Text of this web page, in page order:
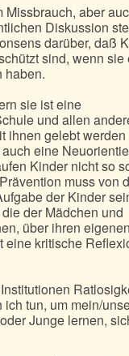
aber
Diskussion
darüber, daß
sind, wenn sie
haben.
sie ist eine
und allen
ihnen gelebt werden
eine
Kinder nicht so
muss von
der Kinder
der Mädchen und
über ihren
eine kritische
tun, um mein/
Junge lernen,